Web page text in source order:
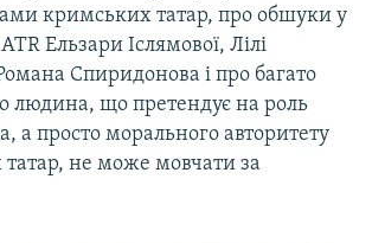
кримських татар, про обшуки у
Ельзари Іслямової, Лілі
Спиридонова і про багато
людина, що претендує на роль
а просто морального авторитету
не може мовчати за